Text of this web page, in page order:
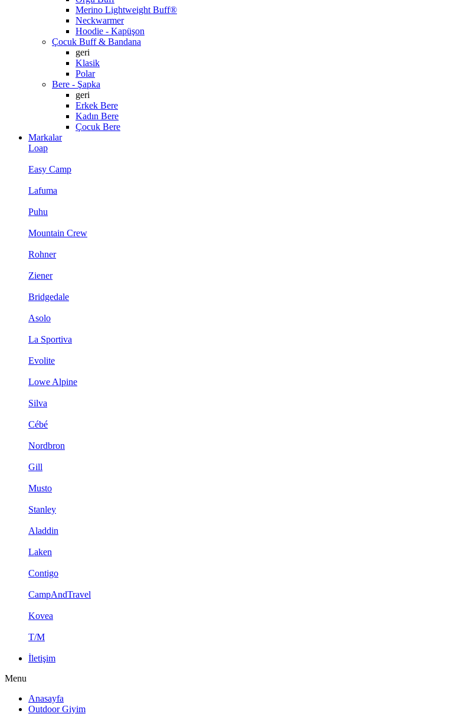
Merino Lightweight Buff®
Neckwarmer
Hoodie - Kapüşon
Çocuk Buff & Bandana
geri
Klasik
Polar
Bere - Şapka
geri
Erkek Bere
Kadın Bere
Çocuk Bere
Markalar
Loap
Easy Camp
Lafuma
Puhu
Mountain Crew
Rohner
Ziener
Bridgedale
Asolo
La Sportiva
Evolite
Lowe Alpine
Silva
Cébé
Nordbron
Gill
Musto
Stanley
Aladdin
Laken
Contigo
CampAndTravel
Kovea
T/M
İletişim
Menu
Anasayfa
Outdoor Giyim